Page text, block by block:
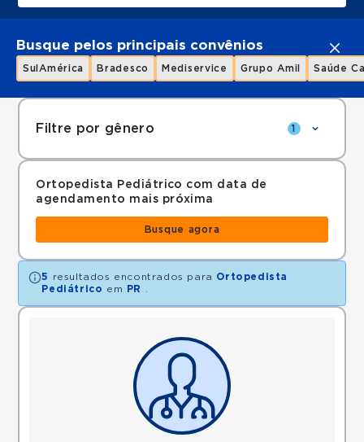
Busque pelos principais convênios
SulAmérica Bradesco Mediservice Grupo Amil Saúde
Filtre por gênero 1
Ortopedista Pediátrico com data de
agendamento mais próxima
Busque agora
5 resultados encontrados para Ortopedista
Pediátrico em PR